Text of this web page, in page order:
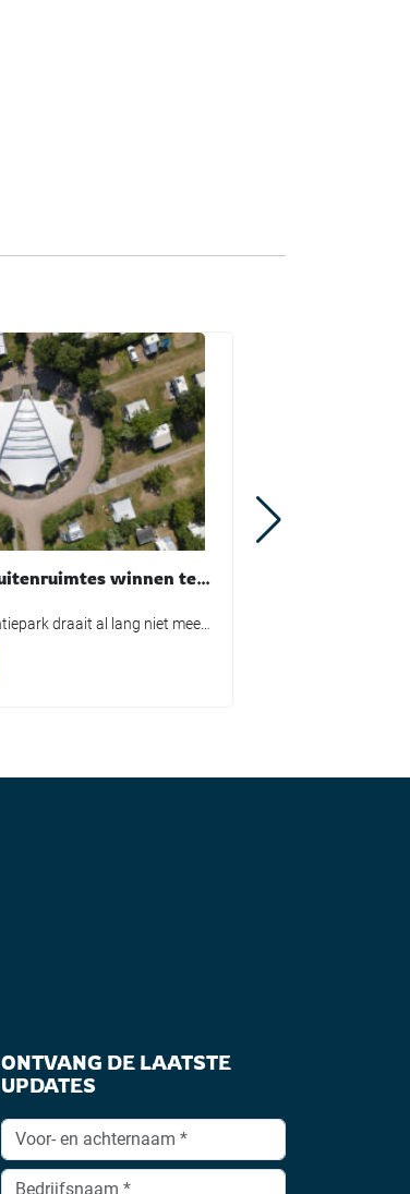
Overdekte buitenruimtes winnen terrein in de recreatiesector
ONTVANG DE LAATSTE
UPDATES